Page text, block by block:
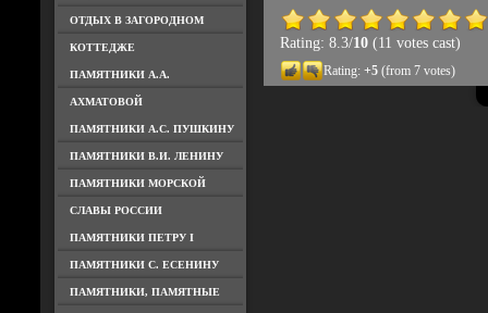
ОТДЫХ В ЗАГОРОДНОМ
КОТТЕДЖЕ
ПАМЯТНИКИ А.А.
АХМАТОВОЙ
ПАМЯТНИКИ А.С. ПУШКИНУ
ПАМЯТНИКИ В.И. ЛЕНИНУ
ПАМЯТНИКИ МОРСКОЙ
СЛАВЫ РОССИИ
ПАМЯТНИКИ ПЕТРУ I
ПАМЯТНИКИ С. ЕСЕНИНУ
ПАМЯТНИКИ, ПАМЯТНЫЕ
Rating: 8.3/10(11 votes cast)
Rating: +5(from 7 votes)